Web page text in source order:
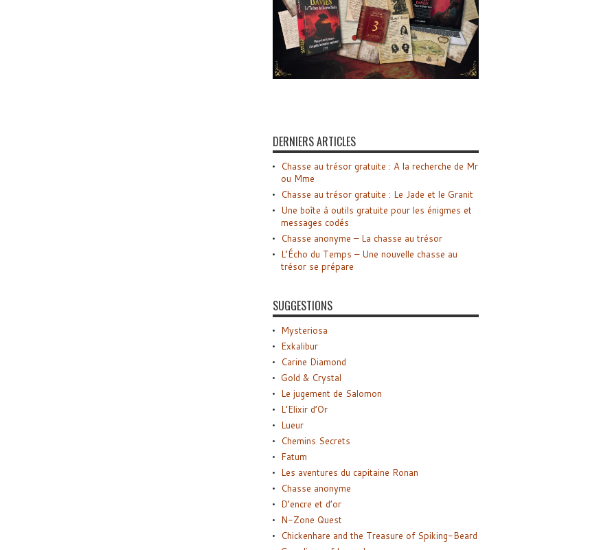
DERNIERS ARTICLES
Chasse au trésor gratuite : A la recherche de Mr
ou Mme
Chasse au trésor gratuite : Le Jade et le Granit
Une boîte à outils gratuite pour les énigmes et
messages codés
Chasse anonyme – La chasse au trésor
L’Écho du Temps – Une nouvelle chasse au
trésor se prépare
SUGGESTIONS
Mysteriosa
Exkalibur
Carine Diamond
Gold & Crystal
Le jugement de Salomon
L’Elixir d’Or
Lueur
Chemins Secrets
Fatum
Les aventures du capitaine Ronan
Chasse anonyme
D’encre et d’or
N-Zone Quest
Chickenhare and the Treasure of Spiking-Beard